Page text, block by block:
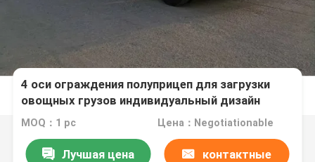
4 оси ограждения полуприцеп для загрузки
овощных грузов индивидуальный дизайн
MOQ：1 pc Цена：Negotiationable
Лучшая цена контактные